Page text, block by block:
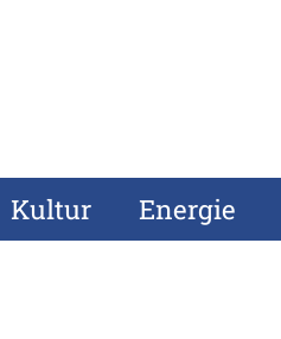
Kultur Energie